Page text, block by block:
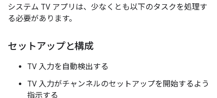
システム TV アプリは、少なくとも以下のタスクを処理す
る必要があります。
セットアップと構成
TV 入力を自動検出する
TV 入力がチャンネルのセットアップを開始するよう
指示する